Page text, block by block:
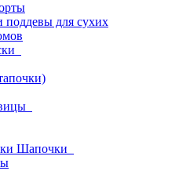
поддевы для сухих
Шапочки